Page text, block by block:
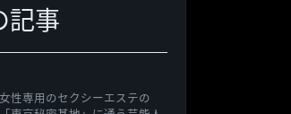
記事
女性専用のセクシーエステの